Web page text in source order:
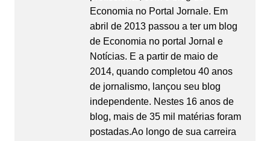
Economia no Portal Jornale. Em
abril de 2013 passou a ter um blog
de Economia no portal Jornal e
Notícias. E a partir de maio de
2014, quando completou 40 anos
de jornalismo, lançou seu blog
independente. Nestes 16 anos de
blog, mais de 35 mil matérias foram
postadas.Ao longo de sua carreira